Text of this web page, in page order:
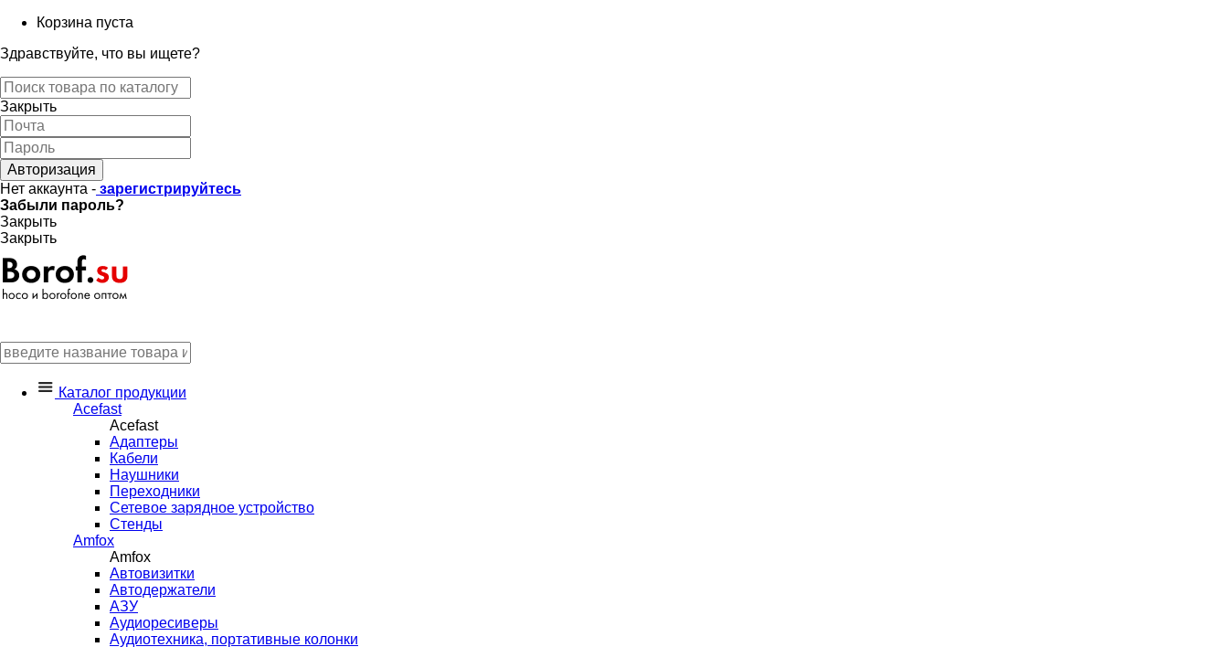
Корзина пуста
Здравствуйте, что вы ищете?
Закрыть
Авторизация
Нет аккаунта - зарегистрируйтесь
Забыли пароль?
Закрыть
Закрыть
Каталог продукции
Acefast
Acefast
Адаптеры
Кабели
Наушники
Переходники
Сетевое зарядное устройство
Стенды
Amfox
Amfox
Автовизитки
Автодержатели
АЗУ
Аудиоресиверы
Аудиотехника, портативные колонки